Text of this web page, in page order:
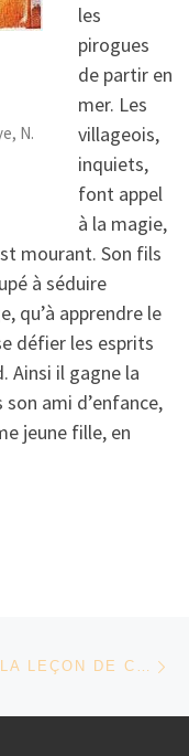
N.
les
pirogues
de partir en
mer. Les
villageois,
inquiets,
font appel
à la magie,
mourant. Son fils
à séduire
qu’à apprendre le
défier les esprits
Ainsi il gagne la
ami d’enfance,
jeune fille, en
LA LEÇON DE CINÉMA DE THIERRY MICHEL AUTOUR DE LA RÉALISATION DE CONGO RIVER, AU-DELÀ DES TÉNÈBRES